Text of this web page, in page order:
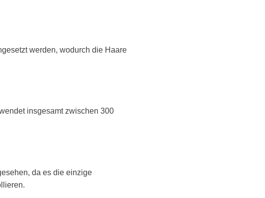
werden, wodurch die Haare
insgesamt zwischen 300
da es die einzige